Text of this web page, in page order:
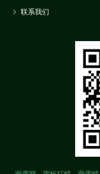
联系我们